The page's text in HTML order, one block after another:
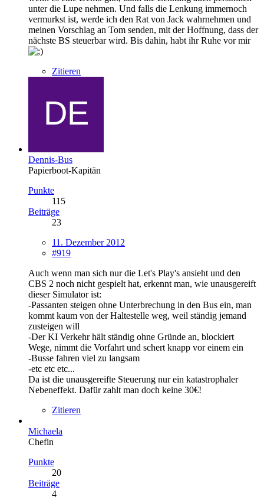
unter die Lupe nehmen. Und falls die Lenkung immernoch
vermurkst ist, werde ich den Rat von Jack wahrnehmen und
meinen Vorschlag an Tom senden, mit der Hoffnung, dass der
nächste BS steuerbar wird. Bis dahin, habt ihr Ruhe vor mir
Zitieren
Dennis-Bus
Papierboot-Kapitän
Punkte
115
Beiträge
23
11. Dezember 2012
#919
Auch wenn man sich nur die Let's Play's ansieht und den
CBS 2 noch nicht gespielt hat, erkennt man, wie unausgereift
dieser Simulator ist:
-Passanten steigen ohne Unterbrechung in den Bus ein, man
kommt kaum von der Haltestelle weg, weil ständig jemand
zusteigen will
-Der KI Verkehr hält ständig ohne Gründe an, blockiert
Wege, nimmt die Vorfahrt und schert knapp vor einem ein
-Busse fahren viel zu langsam
-etc etc etc...
Da ist die unausgereifte Steuerung nur ein katastrophaler
Nebeneffekt. Dafür zahlt man doch keine 30€!
Zitieren
Michaela
Chefin
Punkte
20
Beiträge
4